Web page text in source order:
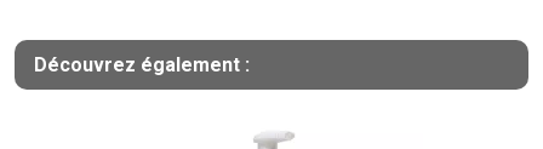
Découvrez également :